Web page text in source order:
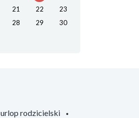
21 22
23
28 29
30
urlop rodzicielski